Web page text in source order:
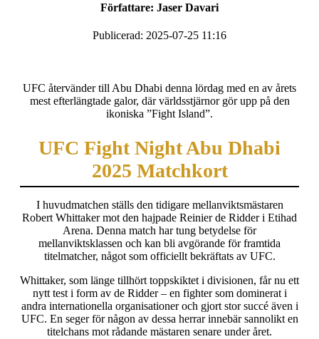
Författare: Jaser Davari
Publicerad: 2025-07-25 11:16
UFC återvänder till Abu Dhabi denna lördag med en av årets
mest efterlängtade galor, där världsstjärnor gör upp på den
ikoniska ”Fight Island”.
UFC Fight Night Abu Dhabi
2025 Matchkort
I huvudmatchen ställs den tidigare mellanviktsmästaren
Robert Whittaker mot den hajpade Reinier de Ridder i Etihad
Arena. Denna match har tung betydelse för
mellanviktsklassen och kan bli avgörande för framtida
titelmatcher, något som officiellt bekräftats av UFC.
Whittaker, som länge tillhört toppskiktet i divisionen, får nu ett
nytt test i form av de Ridder – en fighter som dominerat i
andra internationella organisationer och gjort stor succé även i
UFC. En seger för någon av dessa herrar innebär sannolikt en
titelchans mot rådande mästaren senare under året.